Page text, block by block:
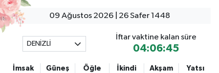
09 Ağustos 2026 | 26 Safer 1448
DENİZLİ
İftar vaktine kalan süre
04:06:45
İmsak
Güneş
Öğle
İkindi
Akşam
Yatsı